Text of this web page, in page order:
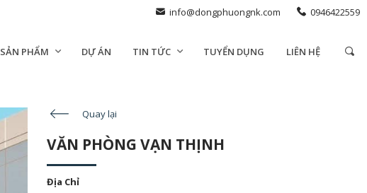
info@dongphuongnk.com 0946422559
SẢN PHẨM DỰ ÁN TIN TỨC TUYỂN DỤNG LIÊN HỆ
Quay lại
VĂN PHÒNG VẠN THỊNH
Địa Chỉ